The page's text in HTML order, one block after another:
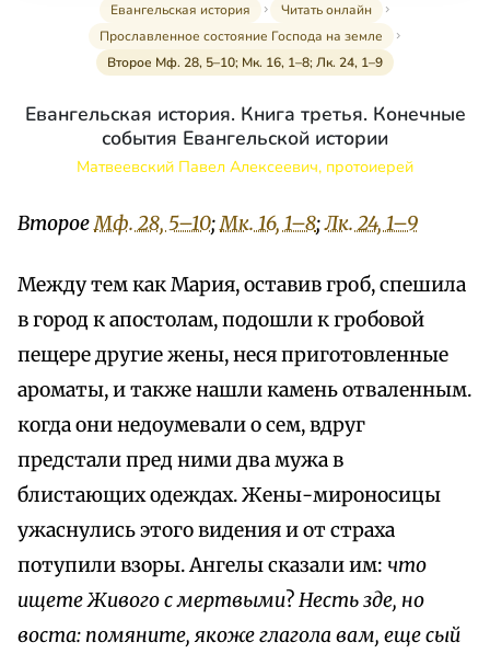
Евангельская история
Читать онлайн
Прославленное состояние Господа на земле
Второе Мф. 28, 5–10; Мк. 16, 1–8; Лк. 24, 1–9
Евангельская история. Книга третья. Конечные
события Евангельской истории
Матвеевский Павел Алексеевич, протоиерей
ВтороеМф. 28, 5–10;Мк. 16, 1–8;Лк. 24, 1–9
Между тем как Мария, оставив гроб, спешила
в город к апостолам, подошли к гробовой
пещере другие жены, неся приготовленные
ароматы, и также нашли камень отваленным.
когда они недоумевали о сем, вдруг
предстали пред ними два мужа в
блистающих одеждах. Жены-мироносицы
ужаснулись этого видения и от страха
потупили взоры. Ангелы сказали им: что
ищете Живого с мертвыми?Несть зде, но
воста: помяните, якоже глагола вам, еще сый